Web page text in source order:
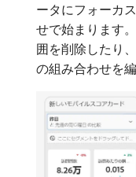
ータにフォーカ
せで始まります
囲を削除したり
の組み合わせを